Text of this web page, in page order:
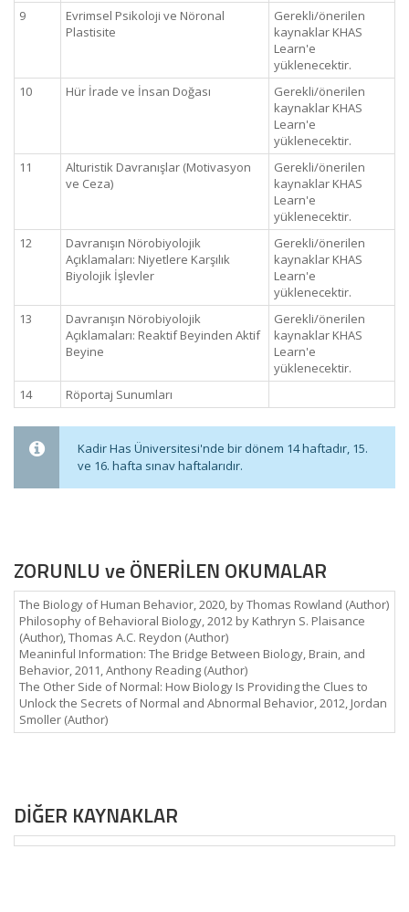
9
Evrimsel Psikoloji ve Nöronal
Plastisite
Gerekli/önerilen
kaynaklar KHAS
Learn'e
yüklenecektir.
10
Hür İrade ve İnsan Doğası
Gerekli/önerilen
kaynaklar KHAS
Learn'e
yüklenecektir.
11
Alturistik Davranışlar (Motivasyon
ve Ceza)
Gerekli/önerilen
kaynaklar KHAS
Learn'e
yüklenecektir.
12
Davranışın Nörobiyolojik
Açıklamaları: Niyetlere Karşılık
Biyolojik İşlevler
Gerekli/önerilen
kaynaklar KHAS
Learn'e
yüklenecektir.
13
Davranışın Nörobiyolojik
Açıklamaları: Reaktif Beyinden Aktif
Beyine
Gerekli/önerilen
kaynaklar KHAS
Learn'e
yüklenecektir.
14
Röportaj Sunumları
Kadir Has Üniversitesi'nde bir dönem 14 haftadır, 15.
ve 16. hafta sınav haftalarıdır.
ZORUNLU ve ÖNERİLEN OKUMALAR
The Biology of Human Behavior, 2020, by Thomas Rowland (Author)
Philosophy of Behavioral Biology, 2012 by Kathryn S. Plaisance
(Author), Thomas A.C. Reydon (Author)
Meaninful Information: The Bridge Between Biology, Brain, and
Behavior, 2011, Anthony Reading (Author)
The Other Side of Normal: How Biology Is Providing the Clues to
Unlock the Secrets of Normal and Abnormal Behavior, 2012, Jordan
Smoller (Author)
DİĞER KAYNAKLAR